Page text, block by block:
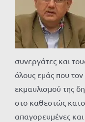
συνεργάτες και
όλους εμάς που
εκμαυλισμού της
στο καθεστώς
απαγορευμένες και